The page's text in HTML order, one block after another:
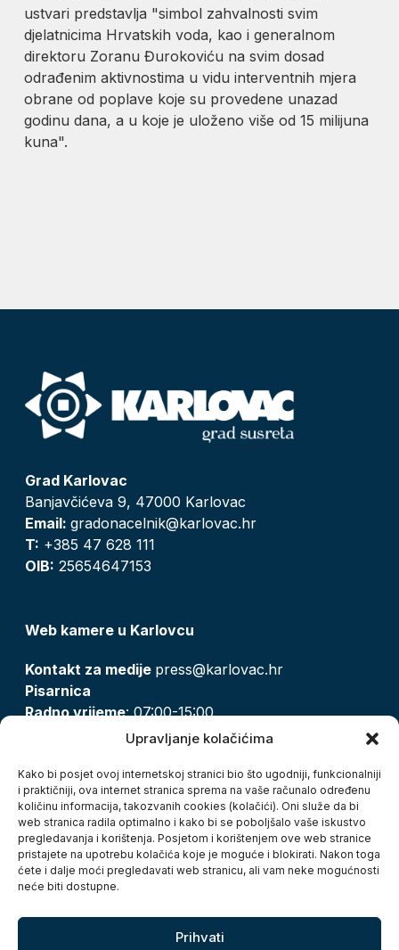
Upravljanje kolačićima
Kako bi posjet ovoj internetskoj stranici bio što ugodniji, funkcionalniji
i praktičniji, ova internet stranica sprema na vaše računalo određenu
količinu informacija, takozvanih cookies (kolačići). Oni služe da bi
web stranica radila optimalno i kako bi se poboljšalo vaše iskustvo
pregledavanja i korištenja. Posjetom i korištenjem ove web stranice
pristajete na upotrebu kolačića koje je moguće i blokirati. Nakon toga
ćete i dalje moći pregledavati web stranicu, ali vam neke mogućnosti
neće biti dostupne.
Prihvati
ustvari predstavlja "simbol zahvalnosti svim
djelatnicima Hrvatskih voda, kao i generalnom
direktoru Zoranu Đurokoviću na svim dosad
odrađenim aktivnostima u vidu interventnih mjera
obrane od poplave koje su provedene unazad
godinu dana, a u koje je uloženo više od 15 milijuna
kuna".
Grad Karlovac
Banjavčićeva 9, 47000 Karlovac
Email: gradonacelnik@karlovac.hr
T: +385 47 628 111
OIB: 25654647153
Web kamere u Karlovcu
Kontakt za medije press@karlovac.hr
Pisarnica
Radno vrijeme: 07:00-15:00
pisarnica@karlovac.hr
Zaštita osobnih podataka
Pristup informacijama
Kolačići
Izjava o pristupačnosti
Turistička zajednica grada Karlovca